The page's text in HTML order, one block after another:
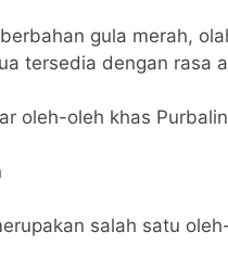
gula merah,
tersedia dengan rasa
oleh-oleh khas
salah satu